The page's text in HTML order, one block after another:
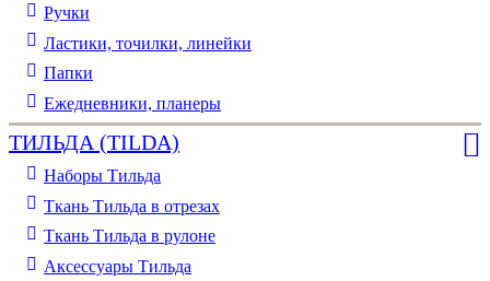
Ручки
Ластики, точилки, линейки
Папки
Ежедневники, планеры
ТИЛЬДА (TILDA)
Наборы Тильда
Ткань Тильда в отрезах
Ткань Тильда в рулоне
Аксессуары Тильда